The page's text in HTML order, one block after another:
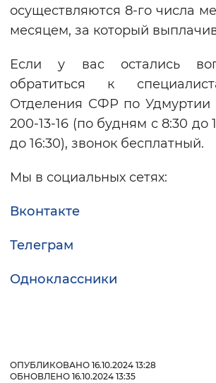
осуществляются 8-го числа
месяцем, за который
Если у вас остались
обратиться к
Отделения СФР по
200-13-16 (по будням с 8:30 до
до 16:30), звонок бесплатный.
Мы в социальных сетях:
Вконтакте
Телеграм
Одноклассники
ОПУБЛИКОВАНО 16.10.2024 13:28
ОБНОВЛЕНО 16.10.2024 13:35